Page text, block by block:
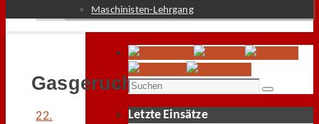
Maschinisten-Lehrgang
Gasgeruch
22.
Suchen
Suchen
Letzte Einsätze